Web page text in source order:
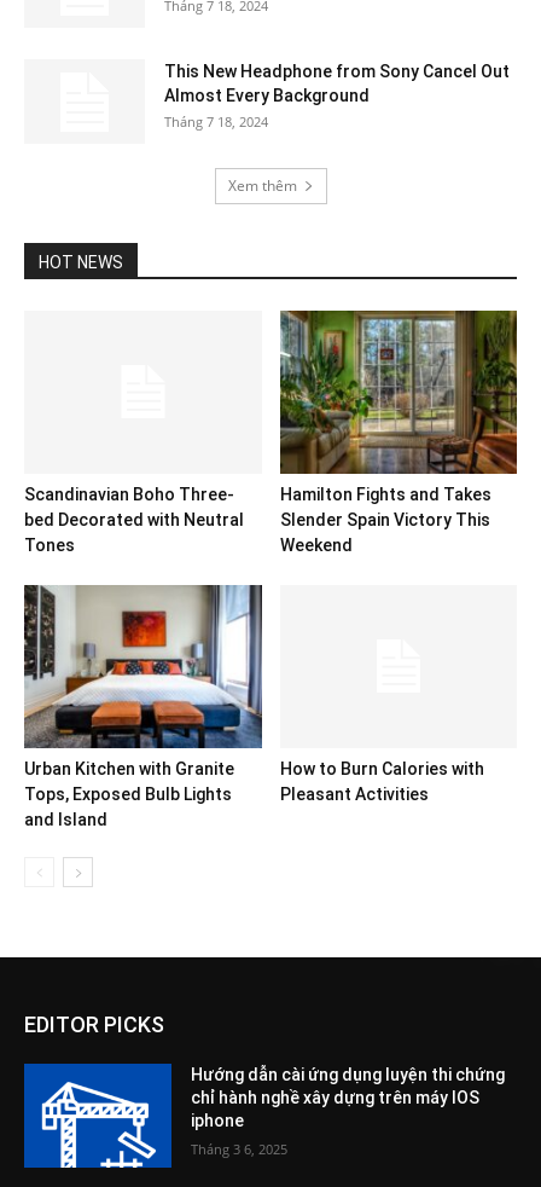
Tháng 7 18, 2024
This New Headphone from Sony Cancel Out
Almost Every Background
Tháng 7 18, 2024
Xem thêm
HOT NEWS
Scandinavian Boho Three-
bed Decorated with Neutral
Tones
Hamilton Fights and Takes
Slender Spain Victory This
Weekend
Urban Kitchen with Granite
Tops, Exposed Bulb Lights
and Island
How to Burn Calories with
Pleasant Activities
EDITOR PICKS
Hướng dẫn cài ứng dụng luyện thi chứng
chỉ hành nghề xây dựng trên máy IOS
iphone
Tháng 3 6, 2025